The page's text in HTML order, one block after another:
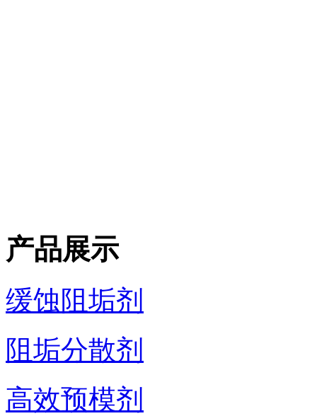
产品展示
缓蚀阻垢剂
阻垢分散剂
高效预模剂